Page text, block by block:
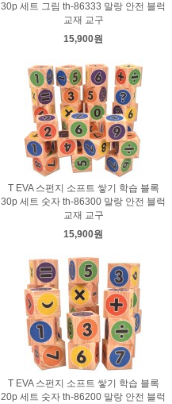
30p 세트 그림 th-86333 말랑 안전 블럭
교재 교구
15,900원
T EVA 스펀지 소프트 쌓기 학습 블록
30p 세트 숫자 th-86300 말랑 안전 블럭
교재 교구
15,900원
T EVA 스펀지 소프트 쌓기 학습 블록
20p 세트 숫자 th-86200 말랑 안전 블럭